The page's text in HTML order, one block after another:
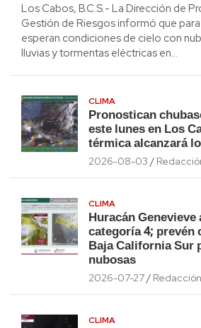
Los Cabos, B.C.S.- La Dirección de
Gestión de Riesgos informó que
esperan condiciones de cielo con
lluvias y tormentas eléctricas en…
CLIMA
Pronostican
este lunes en Los
térmica alcanzará
2026-08-03
CLIMA
Huracán Genevieve
categoría 4; prevén
Baja California Sur
nubosas
2026-07-27 Redacción
CLIMA